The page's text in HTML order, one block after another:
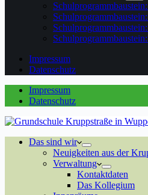
Impressum
Datenschutz
Impressum
Datenschutz
Das sind wir
Neuigkeiten aus der
Verwaltung
Kontaktdaten
Das Kollegium